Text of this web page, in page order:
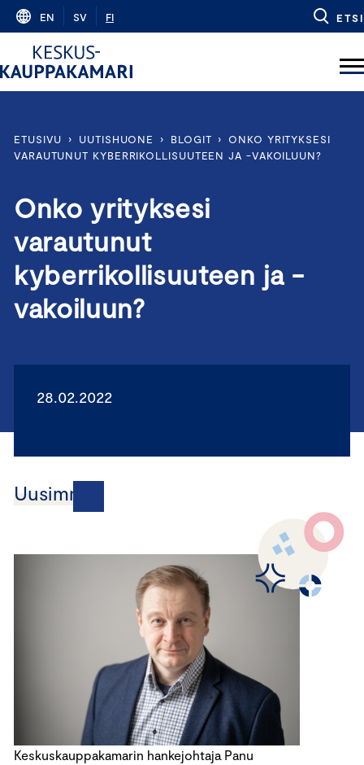
Skip
content
EN SV FI ETSI
ETUSIVU › UUTISHUONE › BLOGIT › ONKO YRITYKSESI
VARAUTUNUT KYBERRIKOLLISUUTEEN JA -VAKOILUUN?
Onko yrityksesi
varautunut
kyberrikollisuuteen ja -
vakoiluun?
28.02.2022
Uusimmat
Keskuskauppakamarin hankejohtaja Panu